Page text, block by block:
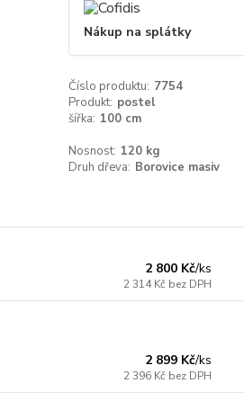
Nákup na splátky
Číslo produktu: 7754
Produkt: postel
šířka: 100 cm
Nosnost: 120 kg
Druh dřeva: Borovice masiv
2 800 Kč/ks
2 314 Kč bez DPH
2 899 Kč/ks
2 396 Kč bez DPH